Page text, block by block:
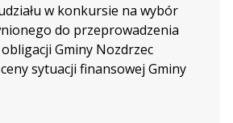
w konkursie na wybór
do przeprowadzenia
Gminy Nozdrzec
sytuacji finansowej Gminy